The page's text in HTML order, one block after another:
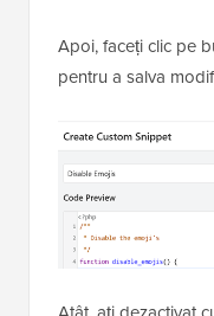
Apoi, faceți clic pe
pentru a salva